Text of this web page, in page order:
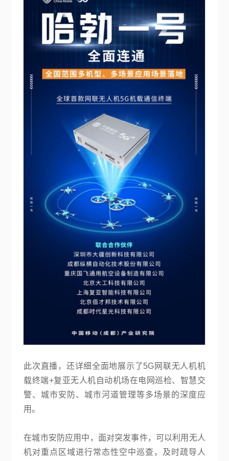
此次直播，还详细全面地展示了5G网联无人机机
载终端+复亚无人机自动机场在电网巡检、智慧交
警、城市安防、城市河道管理等多场景的深度应
用。
在城市安防应用中，面对突发事件，可以利用无人
机对重点区域进行常态性空中巡查，及时疏导人